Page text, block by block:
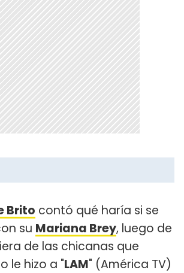
Brito contó qué haría si se
su Mariana Brey, luego de
de las chicanas que
le hizo a "LAM" (América TV)